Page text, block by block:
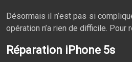
Désormais il n’est pas si
opération n’a rien de difficile.
Réparation iPhone 5s